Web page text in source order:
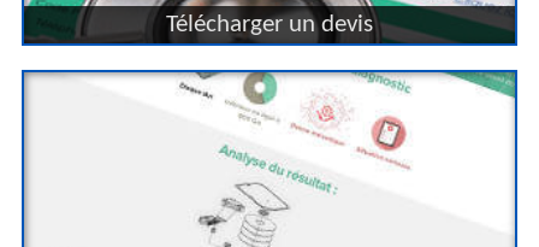
Télécharger un devis